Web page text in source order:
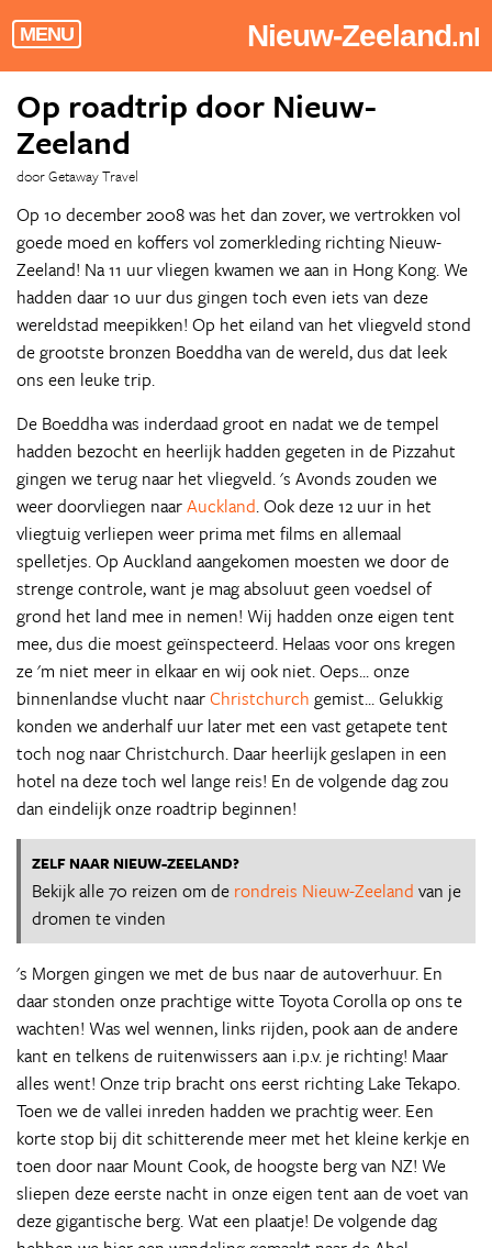
MENU Nieuw-Zeeland.nl
Op roadtrip door Nieuw-
Zeeland
door Getaway Travel
Op 10 december 2008 was het dan zover, we vertrokken vol
goede moed en koffers vol zomerkleding richting Nieuw-
Zeeland! Na 11 uur vliegen kwamen we aan in Hong Kong. We
hadden daar 10 uur dus gingen toch even iets van deze
wereldstad meepikken! Op het eiland van het vliegveld stond
de grootste bronzen Boeddha van de wereld, dus dat leek
ons een leuke trip.
De Boeddha was inderdaad groot en nadat we de tempel
hadden bezocht en heerlijk hadden gegeten in de Pizzahut
gingen we terug naar het vliegveld. 's Avonds zouden we
weer doorvliegen naarAuckland. Ook deze 12 uur in het
vliegtuig verliepen weer prima met films en allemaal
spelletjes. Op Auckland aangekomen moesten we door de
strenge controle, want je mag absoluut geen voedsel of
grond het land mee in nemen! Wij hadden onze eigen tent
mee, dus die moest geïnspecteerd. Helaas voor ons kregen
ze 'm niet meer in elkaar en wij ook niet. Oeps... onze
binnenlandse vlucht naarChristchurch gemist... Gelukkig
konden we anderhalf uur later met een vast getapete tent
toch nog naar Christchurch. Daar heerlijk geslapen in een
hotel na deze toch wel lange reis! En de volgende dag zou
dan eindelijk onze roadtrip beginnen!
ZELF NAAR NIEUW-ZEELAND?
Bekijk alle 70 reizen om de rondreis Nieuw-Zeeland van je
dromen te vinden
's Morgen gingen we met de bus naar de autoverhuur. En
daar stonden onze prachtige witte Toyota Corolla op ons te
wachten! Was wel wennen, links rijden, pook aan de andere
kant en telkens de ruitenwissers aan i.p.v. je richting! Maar
alles went! Onze trip bracht ons eerst richting Lake Tekapo.
Toen we de vallei inreden hadden we prachtig weer. Een
korte stop bij dit schitterende meer met het kleine kerkje en
toen door naar Mount Cook, de hoogste berg van NZ! We
sliepen deze eerste nacht in onze eigen tent aan de voet van
deze gigantische berg. Wat een plaatje! De volgende dag